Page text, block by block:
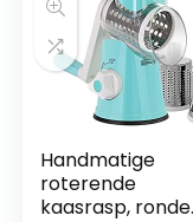
Handmatige
roterende
kaasrasp, ronde